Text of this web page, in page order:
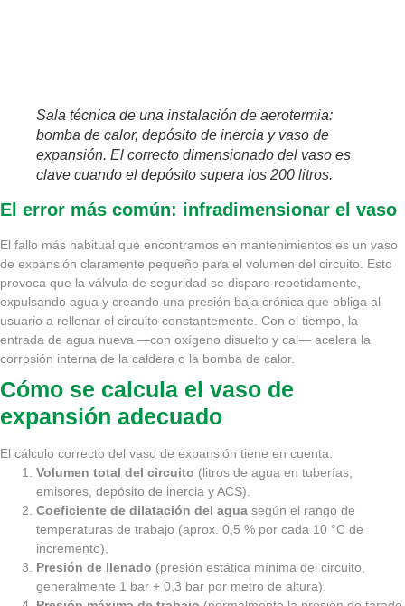
Sala técnica de una instalación de aerotermia:
bomba de calor, depósito de inercia y vaso de
expansión. El correcto dimensionado del vaso es
clave cuando el depósito supera los 200 litros.
El error más común: infradimensionar el vaso
El fallo más habitual que encontramos en mantenimientos es un vaso
de expansión claramente pequeño para el volumen del circuito. Esto
provoca que la válvula de seguridad se dispare repetidamente,
expulsando agua y creando una presión baja crónica que obliga al
usuario a rellenar el circuito constantemente. Con el tiempo, la
entrada de agua nueva —con oxígeno disuelto y cal— acelera la
corrosión interna de la caldera o la bomba de calor.
Cómo se calcula el vaso de
expansión adecuado
El cálculo correcto del vaso de expansión tiene en cuenta:
Volumen total del circuito (litros de agua en tuberías,
emisores, depósito de inercia y ACS).
Coeficiente de dilatación del agua según el rango de
temperaturas de trabajo (aprox. 0,5 % por cada 10 °C de
incremento).
Presión de llenado (presión estática mínima del circuito,
generalmente 1 bar + 0,3 bar por metro de altura).